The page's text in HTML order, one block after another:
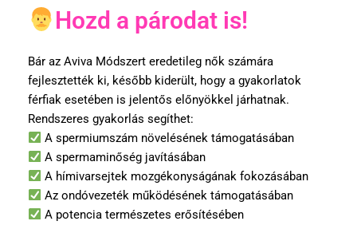
Hozd a párodat is!
Bár az Aviva Módszert eredetileg nők számára
fejlesztették ki, később kiderült, hogy a gyakorlatok
férfiak esetében is jelentős előnyökkel járhatnak.
Rendszeres gyakorlás segíthet:
A spermiumszám növelésének támogatásában
A spermaminőség javításában
A hímivarsejtek mozgékonyságának fokozásában
Az ondóvezeték működésének támogatásában
A potencia természetes erősítésében